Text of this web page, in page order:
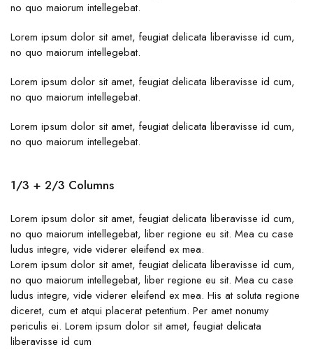
no quo maiorum intellegebat.
Lorem ipsum dolor sit amet, feugiat delicata liberavisse id cum,
no quo maiorum intellegebat.
Lorem ipsum dolor sit amet, feugiat delicata liberavisse id cum,
no quo maiorum intellegebat.
Lorem ipsum dolor sit amet, feugiat delicata liberavisse id cum,
no quo maiorum intellegebat.
1/3 + 2/3 Columns
Lorem ipsum dolor sit amet, feugiat delicata liberavisse id cum,
no quo maiorum intellegebat, liber regione eu sit. Mea cu case
ludus integre, vide viderer eleifend ex mea.
Lorem ipsum dolor sit amet, feugiat delicata liberavisse id cum,
no quo maiorum intellegebat, liber regione eu sit. Mea cu case
ludus integre, vide viderer eleifend ex mea. His at soluta regione
diceret, cum et atqui placerat petentium. Per amet nonumy
periculis ei. Lorem ipsum dolor sit amet, feugiat delicata
liberavisse id cum